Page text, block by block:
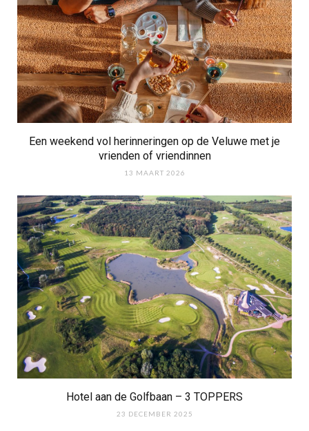
Een weekend vol herinneringen op de Veluwe met je
vrienden of vriendinnen
13 MAART 2026
Hotel aan de Golfbaan – 3 TOPPERS
23 DECEMBER 2025